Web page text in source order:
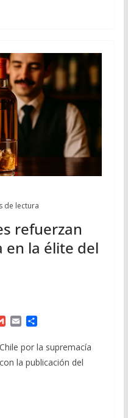
de lectura
refuerzan
en la élite del
G
a
i
l
E
a
i
l
C
m
p
a
por la supremacía
la publicación del